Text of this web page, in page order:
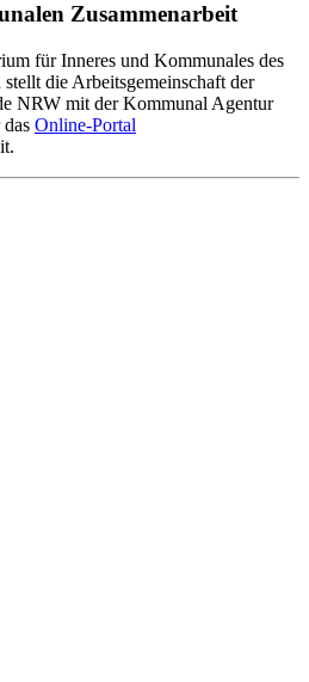
Zusammenarbeit
für Inneres und Kommunales des
die Arbeitsgemeinschaft der
NRW mit der Kommunal Agentur
Online-Portal